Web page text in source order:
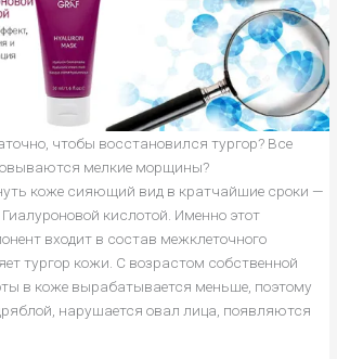
чтобы восстановился тургор? Все
мелкие морщины?
коже сияющий вид в кратчайшие сроки —
кислотой. Именно этот
входит в состав межклеточного
тургор кожи. С возрастом собственной
в коже вырабатывается меньше, поэтому
нарушается овал лица, появляются